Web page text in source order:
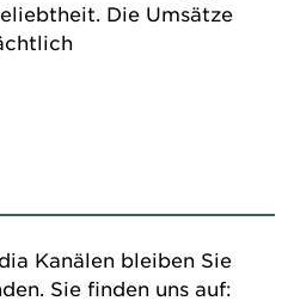
Die Umsätze
Kanälen bleiben Sie
Sie finden uns auf: